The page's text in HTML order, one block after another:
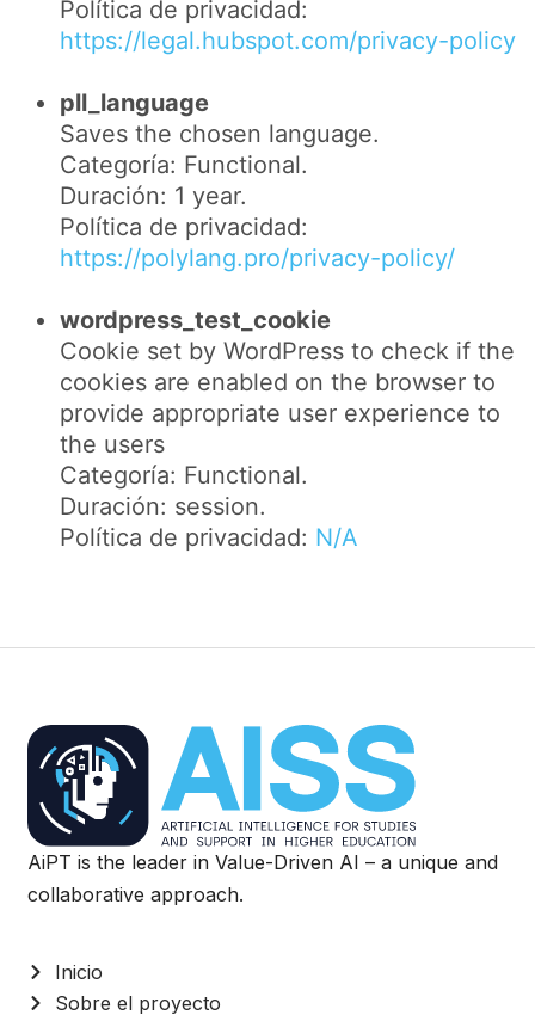
Política de privacidad:
https://legal.hubspot.com/privacy-policy
pll_language
Saves the chosen language.
Categoría: Functional.
Duración: 1 year.
Política de privacidad:
https://polylang.pro/privacy-policy/
wordpress_test_cookie
Cookie set by WordPress to check if the
cookies are enabled on the browser to
provide appropriate user experience to
the users
Categoría: Functional.
Duración: session.
Política de privacidad: N/A
AiPT is the leader in Value-Driven AI – a unique and
collaborative approach.
Inicio
Sobre el proyecto